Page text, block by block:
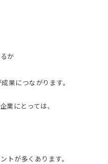
か
果につながります。
業にとっては、
トが多くあります。